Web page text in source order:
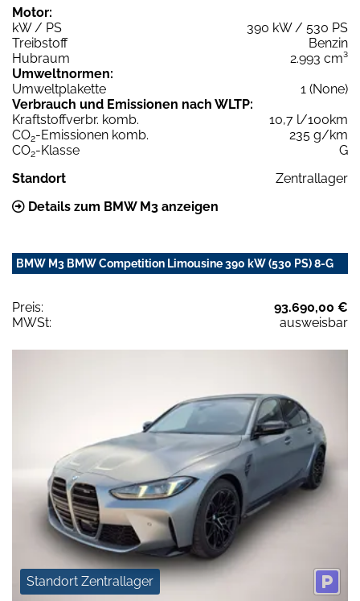
Motor:
kW / PS
390 kW / 530 PS
Treibstoff
Benzin
Hubraum
2.993 cm³
Umweltnormen:
Umweltplakette
1 (None)
Verbrauch und Emissionen nach WLTP:
Kraftstoffverbr. komb.
10,7 l/100km
CO2-Emissionen komb.
235 g/km
CO2-Klasse
G
Standort
Zentrallager
Details zum BMW M3 anzeigen
BMW M3 BMW Competition Limousine 390 kW (530 PS) 8-G
Preis:
93.690,00 €
MWSt:
ausweisbar
Standort Zentrallager